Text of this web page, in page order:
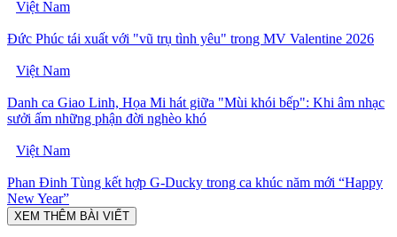
Việt Nam
Đức Phúc tái xuất với "vũ trụ tình yêu" trong MV Valentine 2026
Việt Nam
Danh ca Giao Linh, Họa Mi hát giữa "Mùi khói bếp": Khi âm nhạc
sưởi ấm những phận đời nghèo khó
Việt Nam
Phan Đinh Tùng kết hợp G-Ducky trong ca khúc năm mới “Happy
New Year”
XEM THÊM BÀI VIẾT